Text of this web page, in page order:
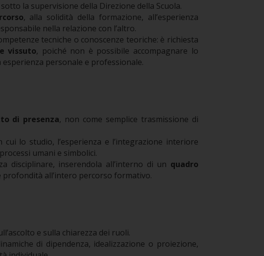
la supervisione della Direzione della Scuola.
, alla solidità della formazione, all’esperienza
nella relazione con l’altro.
tecniche o conoscenze teoriche: è richiesta
vissuto, poiché non è possibile accompagnare lo
personale e professionale.
di presenza, non come semplice trasmissione di
lo studio, l’esperienza e l’integrazione interiore
umani e simbolici.
disciplinare, inserendola all’interno di un quadro
all’intero percorso formativo.
e sulla chiarezza dei ruoli.
di dipendenza, idealizzazione o proiezione,